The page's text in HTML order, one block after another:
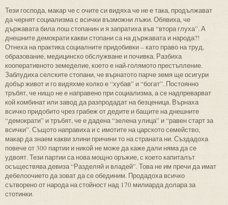
Тези господа, макар че с очите си видяха че не е така, продължават
да чернят социализма с всички възможни лъжи. Обявиха, че
държавата била лош стопанин и я запратиха във “втора глуха”. А
днешните демократи какви стопани са на държавата и народа?!
Отнеха на практика социалните придобивки – като право на труд,
образование, медицинско обслужване и почивка. Разбиха
кооперативното земеделие, което е най-голямото престъпление.
Заблудиха селските стопани, че върнатото парче земя ще осигури
добър живот и го видяхме колко е “хубав” и “богат”. Постоянно
тръбят, че нищо не е направено при социализма, а се надпреварват
кой комбинат или завод да разпродадат на безценица. Върнаха
всичко придобито чрез грабеж от дедите и бащите на днешните
“демократи” и тръбят, че е дадена “зелена улица” и “равен старт за
всички”. Същото направиха и с имотите на царското семейство,
макар да знаем какви злини причини то на страната ни. Създадоха
повече от 300 партии и никой не може да каже дали няма да се
удвоят. Тези партии са нова мощно оръжие, с което капиталът
осъществява девиза “Разделяй и владей”. Това не им пречи да имат
дебелоочието да зоват да се обединим. Продадоха всичко
сътворено от народа на стойност над 170 милиарда долара за
стотинки.